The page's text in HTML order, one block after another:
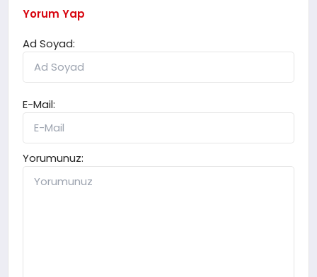
Yorum Yap
Ad Soyad:
E-Mail:
Yorumunuz: